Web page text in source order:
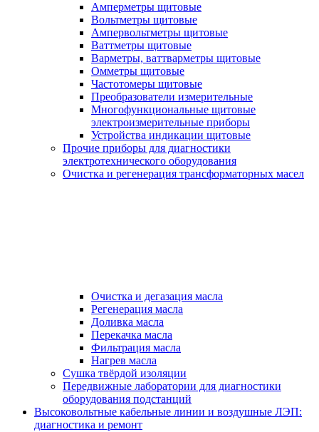
Амперметры щитовые
Вольтметры щитовые
Ампервольтметры щитовые
Ваттметры щитовые
Варметры, ваттварметры щитовые
Омметры щитовые
Частотомеры щитовые
Преобразователи измерительные
Многофункциональные щитовые
электроизмерительные приборы
Устройства индикации щитовые
Прочие приборы для диагностики
электротехнического оборудования
Очистка и регенерация трансформаторных масел
Очистка и дегазация масла
Регенерация масла
Доливка масла
Перекачка масла
Фильтрация масла
Нагрев масла
Сушка твёрдой изоляции
Передвижные лаборатории для диагностики
оборудования подстанций
Высоковольтные кабельные линии и воздушные ЛЭП:
диагностика и ремонт